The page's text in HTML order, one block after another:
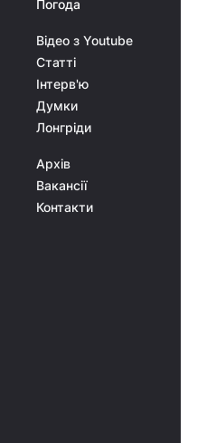
Погода
Відео з Youtube
Статті
Інтерв'ю
Думки
Лонгріди
Архів
Вакансії
Контакти